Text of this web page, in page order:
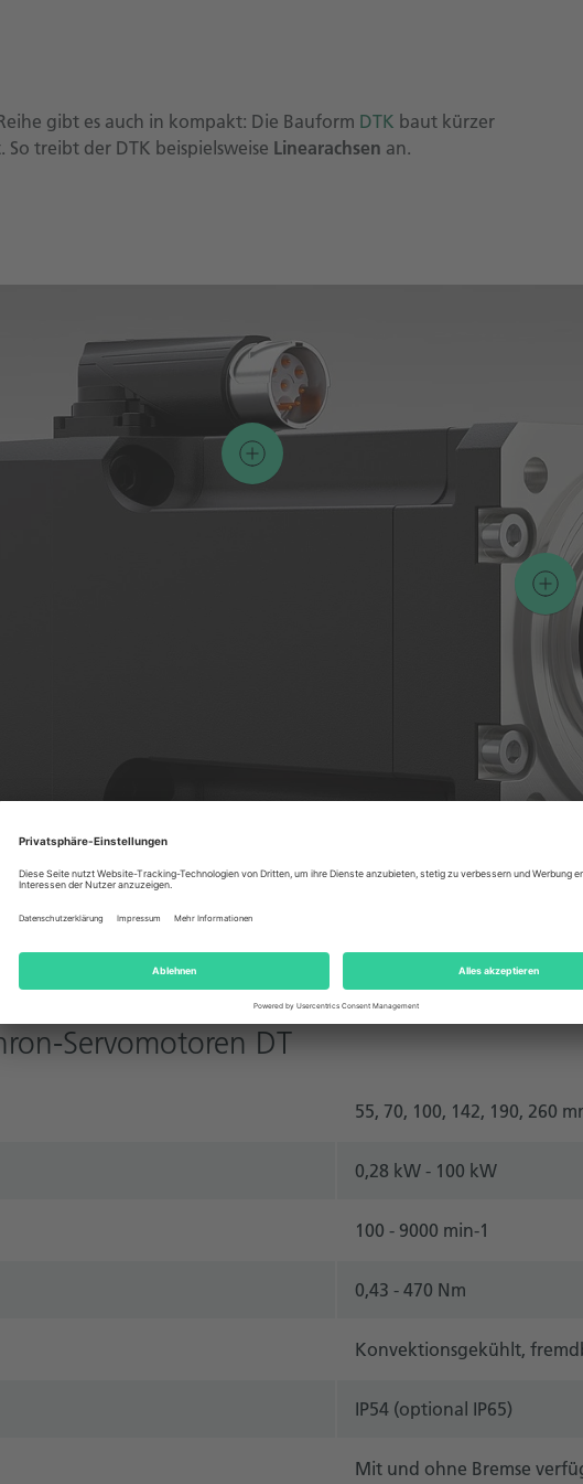
gibt es auch in kompakt: Die Bauform DTK baut kürzer
treibt der DTK beispielsweise Linearachsen an.
Servomotoren DT
55, 70, 100, 142, 190, 260
0,28 kW - 100 kW
100 - 9000 min-1
0,43 - 470 Nm
Konvektionsgekühlt,
IP54 (optional IP65)
Mit und ohne Bremse